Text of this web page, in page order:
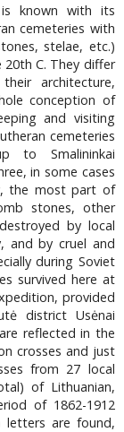
is known with its
cemeteries with
stelae, etc.)
C. They differ
architecture,
conception of
and visiting
cemeteries
to Smalininkai
in some cases
the most part of
stones, other
by local
and by cruel and
during Soviet
survived here at
provided
district Usėnai
reflected in the
crosses and just
from 27 local
of Lithuanian,
of 1862-1912
letters are found,